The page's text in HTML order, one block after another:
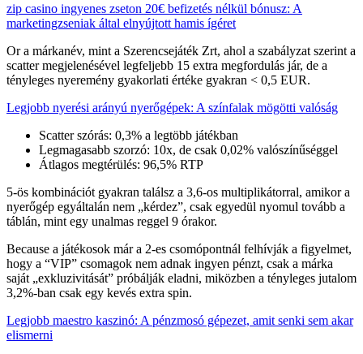
zip casino ingyenes zseton 20€ befizetés nélkül bónusz: A
marketingzseniak által elnyújtott hamis ígéret
Or a márkanév, mint a Szerencsejáték Zrt, ahol a szabályzat szerint a
scatter megjelenésével legfeljebb 15 extra megfordulás jár, de a
tényleges nyeremény gyakorlati értéke gyakran < 0,5 EUR.
Legjobb nyerési arányú nyerőgépek: A színfalak mögötti valóság
Scatter szórás: 0,3% a legtöbb játékban
Legmagasabb szorzó: 10x, de csak 0,02% valószínűséggel
Átlagos megtérülés: 96,5% RTP
5‑ös kombinációt gyakran találsz a 3,6‑os multiplikátorral, amikor a
nyerőgép egyáltalán nem „kérdez”, csak egyedül nyomul tovább a
táblán, mint egy unalmas reggel 9 órakor.
Because a játékosok már a 2‑es csomópontnál felhívják a figyelmet,
hogy a “VIP” csomagok nem adnak ingyen pénzt, csak a márka
saját „exkluzivitását” próbálják eladni, miközben a tényleges jutalom
3,2%-ban csak egy kevés extra spin.
Legjobb maestro kaszinó: A pénzmosó gépezet, amit senki sem akar
elismerni